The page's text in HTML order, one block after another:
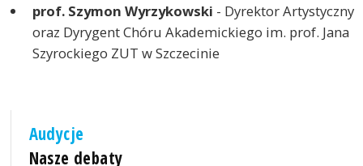
prof. Szymon Wyrzykowski - Dyrektor Artystyczny
oraz Dyrygent Chóru Akademickiego im. prof. Jana
Szyrockiego ZUT w Szczecinie
Audycje
Nasze debaty